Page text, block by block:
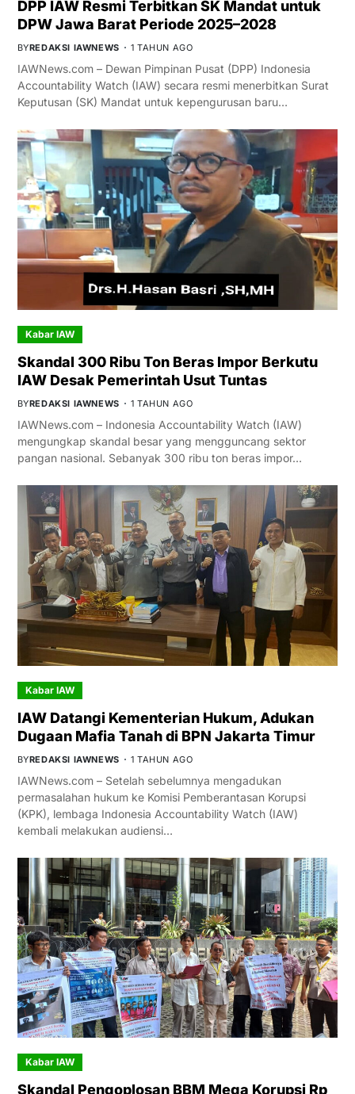
DPP IAW Resmi Terbitkan SK Mandat untuk
DPW Jawa Barat Periode 2025–2028
BYREDAKSI IAWNEWS 1 TAHUN AGO
IAWNews.com – Dewan Pimpinan Pusat (DPP) Indonesia
Accountability Watch (IAW) secara resmi menerbitkan Surat
Keputusan (SK) Mandat untuk kepengurusan baru…
Kabar IAW
Skandal 300 Ribu Ton Beras Impor Berkutu
IAW Desak Pemerintah Usut Tuntas
BYREDAKSI IAWNEWS 1 TAHUN AGO
IAWNews.com – Indonesia Accountability Watch (IAW)
mengungkap skandal besar yang mengguncang sektor
pangan nasional. Sebanyak 300 ribu ton beras impor…
Kabar IAW
IAW Datangi Kementerian Hukum, Adukan
Dugaan Mafia Tanah di BPN Jakarta Timur
BYREDAKSI IAWNEWS 1 TAHUN AGO
IAWNews.com – Setelah sebelumnya mengadukan
permasalahan hukum ke Komisi Pemberantasan Korupsi
(KPK), lembaga Indonesia Accountability Watch (IAW)
kembali melakukan audiensi…
Kabar IAW
Skandal Pengoplosan BBM Mega Korupsi Rp